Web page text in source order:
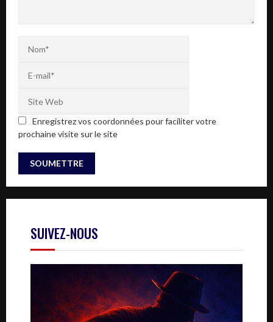
Enregistrez vos coordonnées pour faciliter votre
prochaine visite sur le site
SUIVEZ-NOUS